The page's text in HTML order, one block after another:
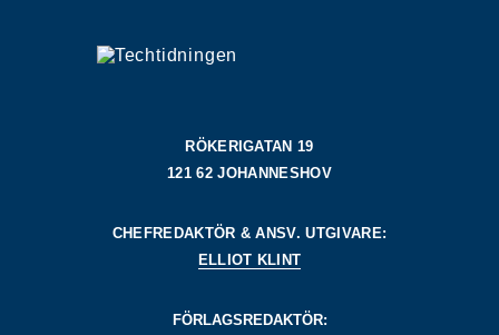
RÖKERIGATAN 19
121 62 JOHANNESHOV
CHEFREDAKTÖR & ANSV. UTGIVARE:
ELLIOT KLINT
FÖRLAGSREDAKTÖR: